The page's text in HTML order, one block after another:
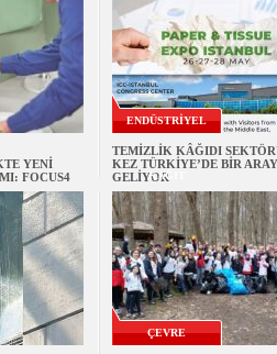
YENİ
FOCUS4
ENDÜSTRİYEL
KAĞIT
TEMİZLİK KÂĞIDI
KEZ TÜRKİYE’DE BİR
GELİYOR
ÇEVRE